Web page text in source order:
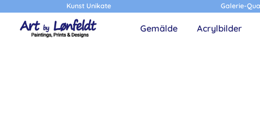
Kunst Unikate Galerie-
Gemälde Acrylbilder